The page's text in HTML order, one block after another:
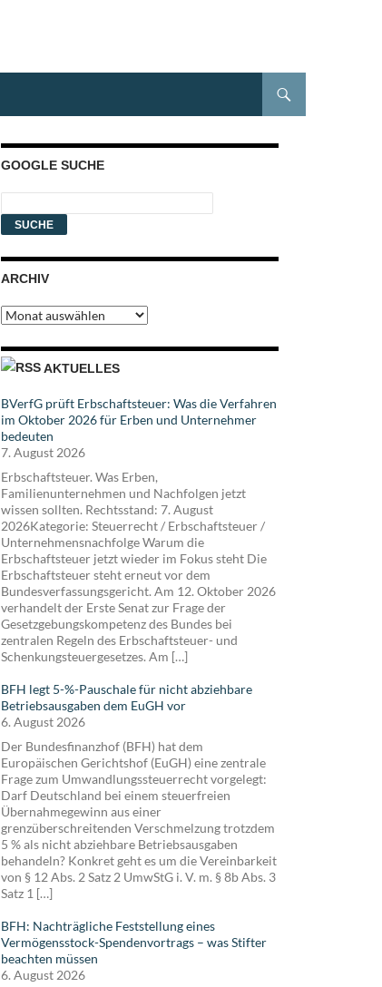
GOOGLE SUCHE
ARCHIV
Archiv
AKTUELLES
BVerfG prüft Erbschaftsteuer: Was die Verfahren
im Oktober 2026 für Erben und Unternehmer
bedeuten
7. August 2026
Erbschaftsteuer. Was Erben,
Familienunternehmen und Nachfolgen jetzt
wissen sollten. Rechtsstand: 7. August
2026Kategorie: Steuerrecht / Erbschaftsteuer /
Unternehmensnachfolge Warum die
Erbschaftsteuer jetzt wieder im Fokus steht Die
Erbschaftsteuer steht erneut vor dem
Bundesverfassungsgericht. Am 12. Oktober 2026
verhandelt der Erste Senat zur Frage der
Gesetzgebungskompetenz des Bundes bei
zentralen Regeln des Erbschaftsteuer- und
Schenkungsteuergesetzes. Am […]
BFH legt 5-%-Pauschale für nicht abziehbare
Betriebsausgaben dem EuGH vor
6. August 2026
Der Bundesfinanzhof (BFH) hat dem
Europäischen Gerichtshof (EuGH) eine zentrale
Frage zum Umwandlungssteuerrecht vorgelegt:
Darf Deutschland bei einem steuerfreien
Übernahmegewinn aus einer
grenzüberschreitenden Verschmelzung trotzdem
5 % als nicht abziehbare Betriebsausgaben
behandeln? Konkret geht es um die Vereinbarkeit
von § 12 Abs. 2 Satz 2 UmwStG i. V. m. § 8b Abs. 3
Satz 1 […]
BFH: Nachträgliche Feststellung eines
Vermögensstock-Spendenvortrags – was Stifter
beachten müssen
6. August 2026